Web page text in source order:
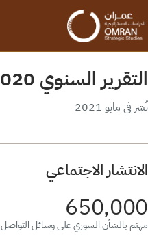
التقرير السنوي 2020
نُشر في مايو 2021
الانتشار الاجتماعي
650,000
مهتم بالشأن السوري على وسائل التواصل